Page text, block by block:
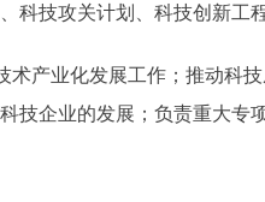
科技攻关计划、科技创新工
产业化发展工作；推动科技
技企业的发展；负责重大专